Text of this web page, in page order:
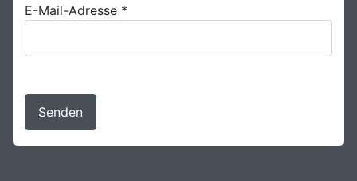
E-Mail-Adresse *
Senden